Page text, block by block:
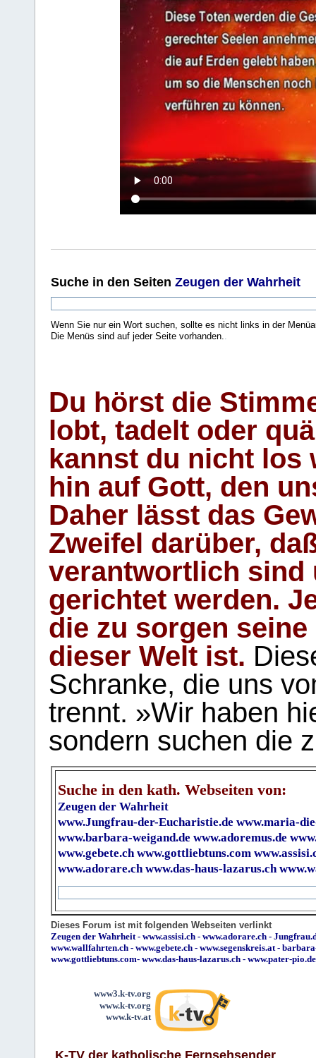
Suche in den Seiten Zeugen der Wahrheit
Wenn Sie nur ein Wort suchen, sollte es nicht links in der
Die Menüs sind auf jeder Seite vorhanden.
Du hörst die
lobt, tadelt oder
kannst du nicht los
hin auf Gott, den
Daher lässt das
Zweifel darüber,
verantwortlich sind
gerichtet werden.
die zu sorgen
dieser Welt ist.
Schranke, die uns
trennt. »Wir haben
sondern suchen die
Suche in den kath. Webseiten von:
Zeugen der Wahrheit
www.Jungfrau-der-Eucharistie.de www.maria-
www.barbara-weigand.de www.adoremus.de
www.gebete.ch www.gottliebtuns.com
www.adorare.ch www.das-haus-lazarus.ch
Dieses Forum ist mit folgenden Webseiten verlinkt
Zeugen der Wahrheit - www.assisi.ch - www.adorare.ch -
www.wallfahrten.ch - www.gebete.ch - www.segenskreis.at -
www.gottliebtuns.com- www.das-haus-lazarus.ch - www.pater-pio.de
www3.k-tv.org
www.k-tv.org
www.k-tv.at
K-TV der katholische Fernsehsender